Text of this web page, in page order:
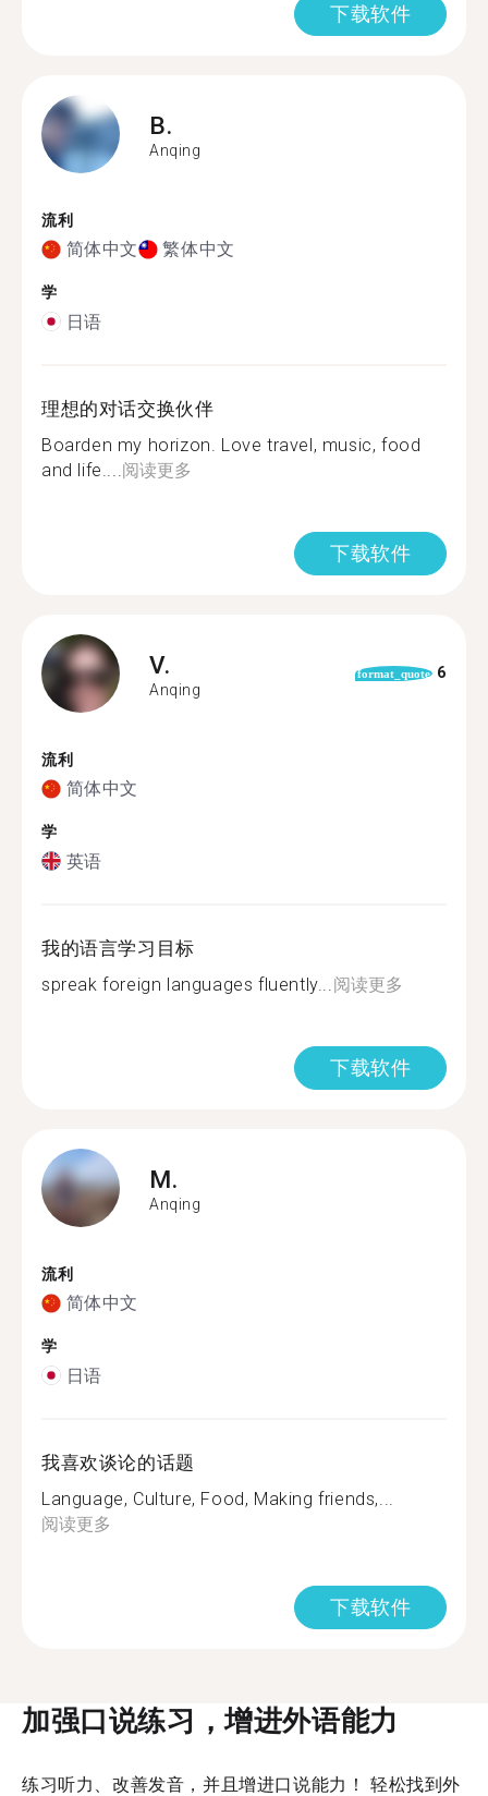
下载软件
B.
Anqing
流利
简体中文 繁体中文
学
日语
理想的对话交换伙伴
Boarden my horizon. Love travel, music, food
and life.... 阅读更多
下载软件
V.
Anqing
format_quote 6
流利
简体中文
学
英语
我的语言学习目标
spreak foreign languages fluently... 阅读更多
下载软件
M.
Anqing
流利
简体中文
学
日语
我喜欢谈论的话题
Language, Culture, Food, Making friends,...
阅读更多
下载软件
加强口说练习，增进外语能力
练习听力、改善发音，并且增进口说能力！ 轻松找到外